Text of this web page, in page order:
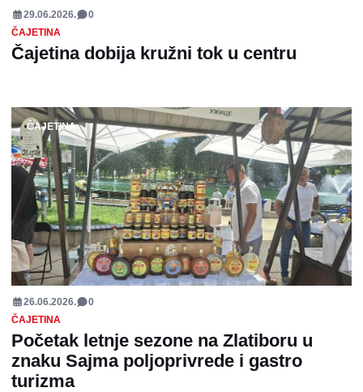
29.06.2026.
0
ČAJETINA
Čajetina dobija kružni tok u centru
ČAJETINA
26.06.2026.
0
ČAJETINA
Početak letnje sezone na Zlatiboru u
znaku Sajma poljoprivrede i gastro
turizma